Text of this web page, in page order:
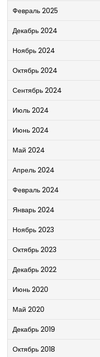
Февраль 2025
Декабрь 2024
Ноябрь 2024
Октябрь 2024
Сентябрь 2024
Июль 2024
Июнь 2024
Май 2024
Апрель 2024
Февраль 2024
Январь 2024
Ноябрь 2023
Октябрь 2023
Декабрь 2022
Июнь 2020
Май 2020
Декабрь 2019
Октябрь 2018